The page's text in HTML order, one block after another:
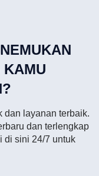
KAMU
dan layanan terbaik.
dan terlengkap
di sini 24/7 untuk